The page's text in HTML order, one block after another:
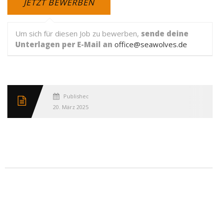
Um sich für diesen Job zu bewerben, sende deine
Unterlagen per E-Mail an office@seawolves.de
Published
20. März 2025